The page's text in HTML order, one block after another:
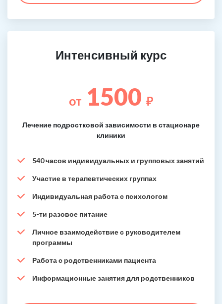
Интенсивный курс
от 1500 ₽
Лечение подростковой зависимости в стационаре
клиники
540 часов индивидуальных и групповых занятий
Участие в терапевтических группах
Индивидуальная работа с психологом
5-ти разовое питание
Личное взаимодействие с руководителем
программы
Работа с родственниками пациента
Информационные занятия для родственников